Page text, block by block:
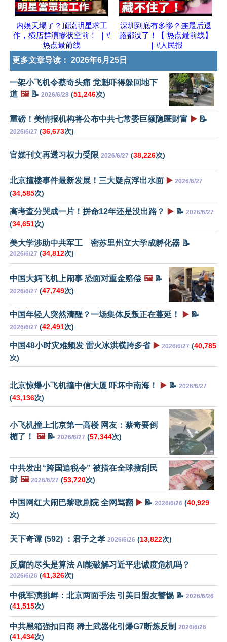
内娱天塌了？顶流明星求工
作，横店群演惨状空前！ ｜#
热点最前线
深圳到底有多惨？连最后退
路都没了！【 热点最前线】
｜#人民报
更多文章导读： 2026年6月25日
一架小飞机令蔡奇头痛 党魁吓得躲回地下
道 🖼️📝 2026/6/28 (51,246次)
重磅！美情报机构将公布中共七常委巨额隐匿财富 ▶️ 📝
2026/6/27 (36,673次)
官媒刊文再透习权力受限 2026/6/27 (38,226次)
北京撞楼事件最新发展！三大疑点浮出水面 ▶️ 2026/6/27
(34,585次)
高考查分哭成一片！拼命12年还是没出路？ ▶️ 📝 2026/6/27
(34,651次)
美大学涉助中共军工 密苏里州立大学成孵化器 📝
2026/6/27 (34,812次)
中国大妈飞机上闹事 恐面对重金赔偿 🖼️📝
2026/6/27 (47,749次)
中国年轻人突然清醒？一场集体反叛正在蔓延！ ▶️ 📝
2026/6/27 (42,491次)
中国48小时灾难频发 雷火冰洪横跨多省 ▶️ 2026/6/27 (40,785
次)
北京惊爆小飞机撞中信大厦 吓坏中南海！ ▶️ 📝 2026/6/27
(43,136次)
小飞机撞上北京第一高楼 网友：蔡奇要倒
楣了！
🖼️📝 2026/6/27 (57,344次)
中共发出“跨国追税令” 被指在全球搜刮民
财 🖼️ 2026/6/27 (53,720次)
中国网红大闹巴黎歌剧院 全网骂翻 ▶️ 📝 2026/6/26 (40,929
次)
天下奇谭 (592) ：君子之孝 2026/6/26 (13,822次)
反腐的尽头是算法 AI能破解习近平忠诚度危机吗？
2026/6/26 (41,326次)
中俄军演挑衅：北京两面手法 引美日盟友警惕 📝 2026/6/26
(41,515次)
中共黑箱强扣日商 稀土武器化引爆G7断炼反制 2026/6/26
(41,434次)